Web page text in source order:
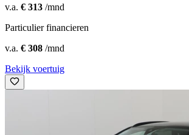
v.a. € 313 /mnd
Particulier financieren
v.a. € 308 /mnd
Bekijk voertuig